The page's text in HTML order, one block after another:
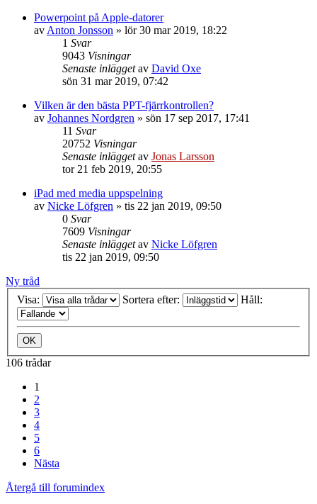
Powerpoint på Apple-datorer
av Anton Jonsson » lör 30 mar 2019, 18:22
1 Svar
9043 Visningar
Senaste inläggetav David Oxe
sön 31 mar 2019, 07:42
Vilken är den bästa PPT-fjärrkontrollen?
av Johannes Nordgren » sön 17 sep 2017, 17:41
11 Svar
20752 Visningar
Senaste inläggetav Jonas Larsson
tor 21 feb 2019, 20:55
iPad med media uppspelning
av Nicke Löfgren » tis 22 jan 2019, 09:50
0 Svar
7609 Visningar
Senaste inläggetav Nicke Löfgren
tis 22 jan 2019, 09:50
Ny tråd
Visa:
Sortera efter: Håll:
106 trådar
1
2
3
4
5
6
Nästa
Återgå till forumindex